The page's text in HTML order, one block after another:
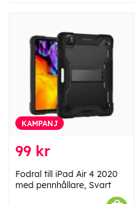
KAMPANJ
99 kr
Fodral till iPad Air 4 2020
med pennhållare, Svart